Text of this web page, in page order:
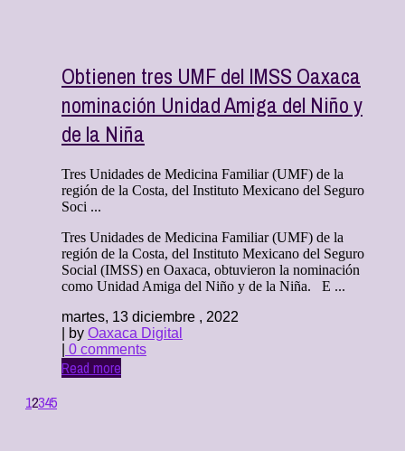
Obtienen tres UMF del IMSS Oaxaca
nominación Unidad Amiga del Niño y
de la Niña
Tres Unidades de Medicina Familiar (UMF) de la
región de la Costa, del Instituto Mexicano del Seguro
Soci ...
Tres Unidades de Medicina Familiar (UMF) de la
región de la Costa, del Instituto Mexicano del Seguro
Social (IMSS) en Oaxaca, obtuvieron la nominación
como Unidad Amiga del Niño y de la Niña. E ...
martes, 13 diciembre , 2022
| by Oaxaca Digital
0 comments
Read more
12345